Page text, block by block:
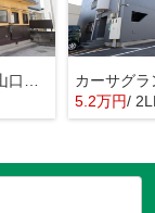
カーサグラ
5.2万円/